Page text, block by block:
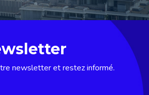
newsletter et restez informé.